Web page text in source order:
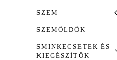
SZEM
SZEMÖLDÖK
SMINKECSETEK ÉS
KIEGÉSZÍTŐK